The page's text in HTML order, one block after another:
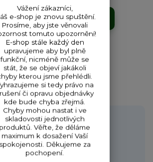
Přidat do košíku
strana z 1
Potřebujete poradit?
Vážení zákazníci,
e-shop je znovu spuštění.
Prosíme, aby jste věnovali
tomuto upozornění!
E-shop stále každý den
upravujeme aby byl plně
funkční, nicméně může se
stát, že se objeví jakákoli
kterou jsme přehlédli.
si tedy právo na
či opravu objednávky
kde bude chyba zřejmá.
Chyby mohou nastat i ve
skladovosti jednotlivých
produktů. Věřte, že děláme
maximum k dosažení Vaší
spokojenosti. Děkujeme za
pochopení.